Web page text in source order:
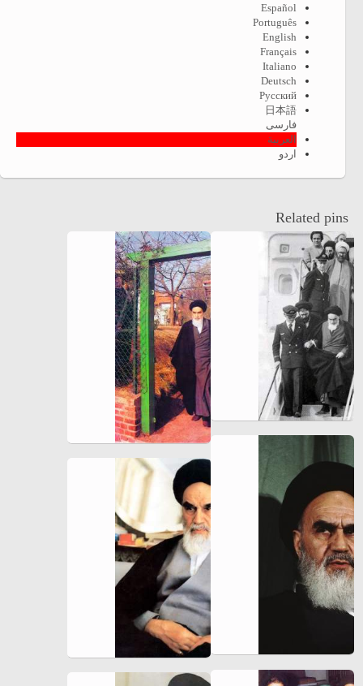
Español
Português
English
Français
Italiano
Deutsch
Русский
日本語
فارسی
العربية
اردو
Related pins